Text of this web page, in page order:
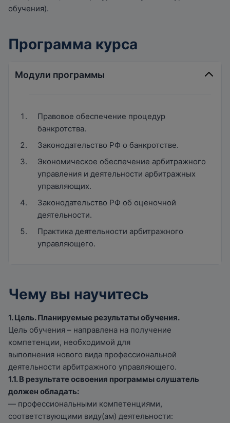
обучения).
Программа курса
Модули программы
Правовое обеспечение процедур
банкротства.
Законодательство РФ о банкротстве.
Экономическое обеспечение арбитражного
управления и деятельности арбитражных
управляющих.
Законодательство РФ об оценочной
деятельности.
Практика деятельности арбитражного
управляющего.
Чему вы научитесь
1. Цель. Планируемые результаты обучения.
Цель обучения – направлена на получение
компетенции, необходимой для
выполнения нового вида профессиональной
деятельности арбитражного управляющего.
1.1. В результате освоения программы слушатель
должен обладать:
— профессиональными компетенциями,
соответствующими виду(ам) деятельности: